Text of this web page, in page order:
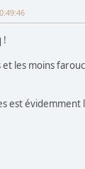
!
et les moins
est évidemment